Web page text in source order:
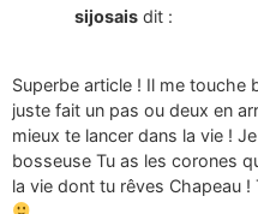
sijosais dit :
Superbe article ! Il me touche
juste fait un pas ou deux en
mieux te lancer dans la vie !
bosseuse Tu as les corones
la vie dont tu rêves Chapeau